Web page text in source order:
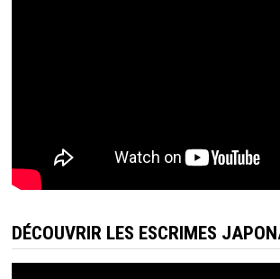
DÉCOUVRIR LES ESCRIMES